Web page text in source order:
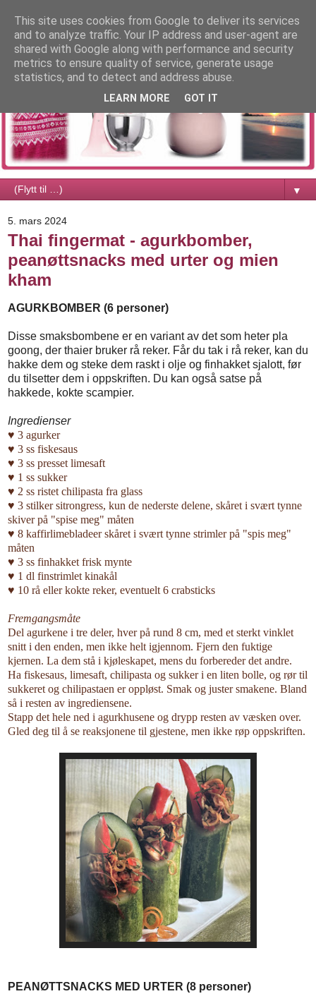
▼
5. mars 2024
Thai fingermat - agurkbomber,
peanøttsnacks med urter og mien
kham
AGURKBOMBER (6 personer)
Disse smaksbombene er en variant av det som heter pla
goong, der thaier bruker rå reker. Får du tak i rå reker, kan du
hakke dem og steke dem raskt i olje og finhakket sjalott, før
du tilsetter dem i oppskriften. Du kan også satse på
hakkede, kokte scampier.
Ingredienser
♥ 3 agurker
♥ 3 ss fiskesaus
♥ 3 ss presset limesaft
♥ 1 ss sukker
♥ 2 ss ristet chilipasta fra glass
♥ 3 stilker sitrongress, kun de nederste delene, skåret i svært tynne
skiver på "spise meg" måten
♥ 8 kaffirlimebladeer skåret i svært tynne strimler på "spis meg"
måten
♥ 3 ss finhakket frisk mynte
♥ 1 dl finstrimlet kinakål
♥ 10 rå eller kokte reker, eventuelt 6 crabsticks
Fremgangsmåte
Del agurkene i tre deler, hver på rund 8 cm, med et sterkt vinklet
snitt i den enden, men ikke helt igjennom. Fjern den fuktige
kjernen. La dem stå i kjøleskapet, mens du forbereder det andre.
Ha fiskesaus, limesaft, chilipasta og sukker i en liten bolle, og rør til
sukkeret og chilipastaen er oppløst. Smak og juster smakene. Bland
så i resten av ingrediensene.
Stapp det hele ned i agurkhusene og drypp resten av væsken over.
Gled deg til å se reaksjonene til gjestene, men ikke røp oppskriften.
PEANØTTSNACKS MED URTER (8 personer)
This site uses cookies from Google to deliver its services
and to analyze traffic. Your IP address and user-agent are
shared with Google along with performance and security
metrics to ensure quality of service, generate usage
statistics, and to detect and address abuse.
LEARN MORE GOT IT